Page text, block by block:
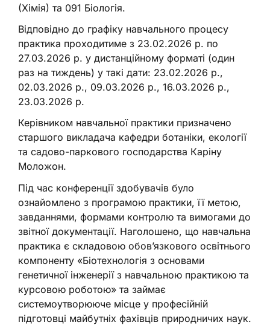
(Хімія) та 091 Біологія.
Відповідно до графіку навчального процесу
практика проходитиме з 23.02.2026 р. по
27.03.2026 р. у дистанційному форматі (один
раз на тиждень) у такі дати: 23.02.2026 р.,
02.03.2026 р., 09.03.2026 р., 16.03.2026 р.,
23.03.2026 р.
Керівником навчальної практики призначено
старшого викладача кафедри ботаніки, екології
та садово-паркового господарства Каріну
Моложон.
Під час конференції здобувачів було
ознайомлено з програмою практики, її метою,
завданнями, формами контролю та вимогами до
звітної документації. Наголошено, що навчальна
практика є складовою обов’язкового освітнього
компоненту «Біотехнологія з основами
генетичної інженерії з навчальною практикою та
курсовою роботою» та займає
системоутворююче місце у професійній
підготовці майбутніх фахівців природничих наук.